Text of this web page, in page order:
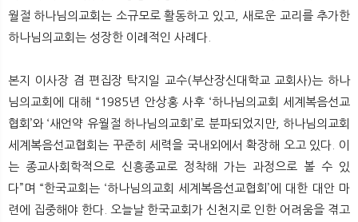
월절 하나님의교회는 소규모로 활동하고 있고, 새로운 교리를 추가한
하나님의교회는 성장한 이례적인 사례다.
본지 이사장 겸 편집장 탁지일 교수(부산장신대학교 교회사)는 하나
님의교회에 대해 “1985년 안상홍 사후 ‘하나님의교회 세계복음선교
협회’와 ‘새언약 유월절 하나님의교회’로 분파되었지만, 하나님의교회
세계복음선교협회는 꾸준히 세력을 국내외에서 확장해 오고 있다. 이
는 종교사회학적으로 신흥종교로 정착해 가는 과정으로 볼 수 있
다”며 “한국교회는 ‘하나님의교회 세계복음선교협회’에 대한 대안 마
련에 집중해야 한다. 오늘날 한국교회가 신천지로 인한 어려움을 겪고